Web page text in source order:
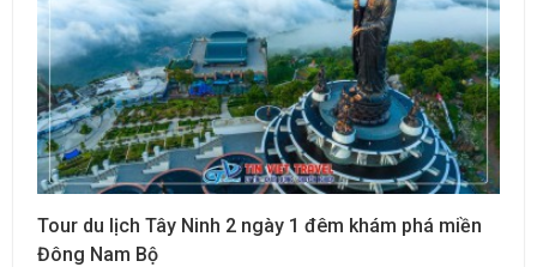
Tour du lịch Tây Ninh 2 ngày 1 đêm khám phá miền
Đông Nam Bộ